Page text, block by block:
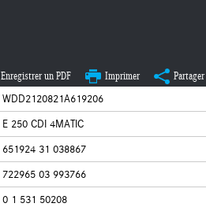
Enregistrer un PDF Imprimer Partager
WDD2120821A619206
E 250 CDI 4MATIC
651924 31 038867
722965 03 993766
0 1 531 50208